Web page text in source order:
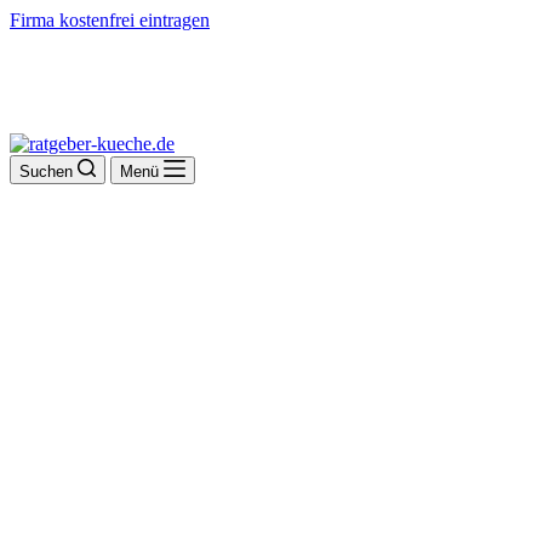
Firma kostenfrei eintragen
Suchen Menü